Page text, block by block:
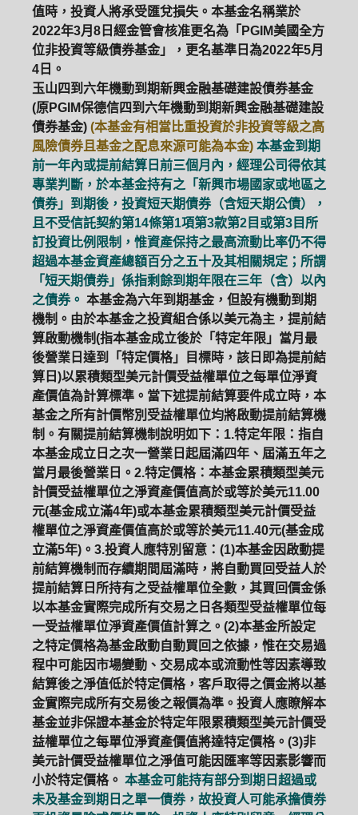
值時，投資人將承受匯兌損失。本基金名稱業於
2022年3月8日經金管會核准更名為「PGIM美國全方
位非投資等級債券基金」，更名基準日為2022年5月
4日。
玉山四到六年機動到期新興金融基礎建設債券基金
(原PGIM保德信四到六年機動到期新興金融基礎建設
債券基金) (本基金有相當比重投資於非投資等級之高
風險債券且基金之配息來源可能為本金) 本基金到期
前一年內或提前結算日前三個月內，經理公司得依其
專業判斷，於本基金持有之「新興市場國家或地區之
債券」到期後，投資短天期債券（含短天期公債），
且不受信託契約第14條第1項第3款第2目或第3目所
訂投資比例限制，惟資產保持之最高流動比率仍不得
超過本基金資產總額百分之五十及其相關規定；所謂
「短天期債券」係指剩餘到期年限在三年（含）以內
之債券。 本基金為六年到期基金，但設有機動到期
機制。由於本基金之投資組合係以美元為主，提前結
算啟動機制(指本基金成立後於「特定年限」當月最
後營業日達到「特定價格」目標時，該日即為提前結
算日)以累積類型美元計價受益權單位之每單位淨資
產價值為計算標準。當下述提前結算要件成立時，本
基金之所有計價幣別受益權單位均將啟動提前結算機
制。有關提前結算機制說明如下：1.特定年限：指自
本基金成立日之次一營業日起屆滿四年、屆滿五年之
當月最後營業日。2.特定價格：本基金累積類型美元
計價受益權單位之淨資產價值高於或等於美元11.00
元(基金成立滿4年)或本基金累積類型美元計價受益
權單位之淨資產價值高於或等於美元11.40元(基金成
立滿5年)。3.投資人應特別留意：(1)本基金因啟動提
前結算機制而存續期間屆滿時，將自動買回受益人於
提前結算日所持有之受益權單位全數，其買回價金係
以本基金實際完成所有交易之日各類型受益權單位每
一受益權單位淨資產價值計算之。(2)本基金所設定
之特定價格為基金啟動自動買回之依據，惟在交易過
程中可能因市場變動、交易成本或流動性等因素導致
結算後之淨值低於特定價格，客戶取得之價金將以基
金實際完成所有交易後之報價為準。投資人應瞭解本
基金並非保證本基金於特定年限累積類型美元計價受
益權單位之每單位淨資產價值將達特定價格。(3)非
美元計價受益權單位之淨值可能因匯率等因素影響而
小於特定價格。 本基金可能持有部分到期日超過或
未及基金到期日之單一債券，故投資人可能承擔債券